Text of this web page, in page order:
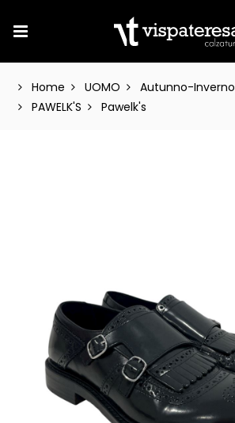
Home UOMO Autunno-Inverno
PAWELK'S
Pawelk's